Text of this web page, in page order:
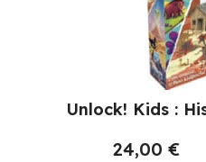
Unlock! Kids :
24,00€